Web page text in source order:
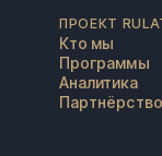
ПРОЕКТ
Кто мы
Программы
Аналитика
Партнёрство